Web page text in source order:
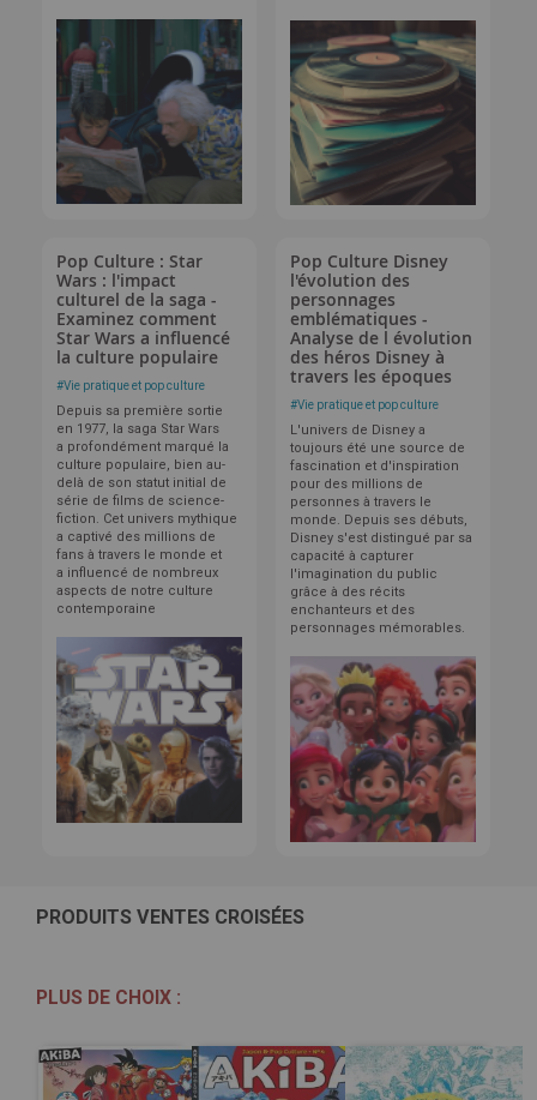
Pop Culture : Star
Wars : l'impact
culturel de la saga -
Examinez comment
Star Wars a influencé
la culture populaire
#Vie pratique et pop culture
Depuis sa première sortie
en 1977, la saga Star Wars
a profondément marqué la
culture populaire, bien au-
delà de son statut initial de
série de films de science-
fiction. Cet univers mythique
a captivé des millions de
fans à travers le monde et
a influencé de nombreux
aspects de notre culture
contemporaine
Pop Culture Disney
l'évolution des
personnages
emblématiques -
Analyse de l évolution
des héros Disney à
travers les époques
#Vie pratique et pop culture
L'univers de Disney a
toujours été une source de
fascination et d'inspiration
pour des millions de
personnes à travers le
monde. Depuis ses débuts,
Disney s'est distingué par sa
capacité à capturer
l'imagination du public
grâce à des récits
enchanteurs et des
personnages mémorables.
PRODUITS VENTES CROISÉES
PLUS DE CHOIX :